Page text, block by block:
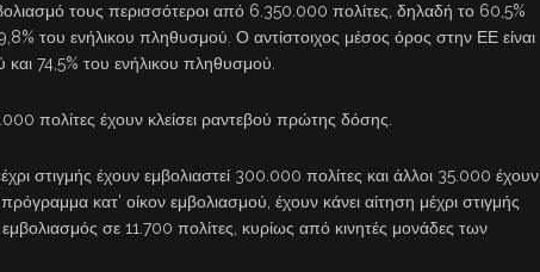
τους περισσότεροι από 6.350.000 πολίτες, δηλαδή το 60,5%
του ενήλικου πληθυσμού. Ο αντίστοιχος μέσος όρος στην ΕΕ είναι
74,5% του ενήλικου πληθυσμού.
πολίτες έχουν κλείσει ραντεβού πρώτης δόσης.
στιγμής έχουν εμβολιαστεί 300.000 πολίτες και άλλοι 35.000 έχουν
κατ’ οίκον εμβολιασμού, έχουν κάνει αίτηση μέχρι στιγμής
εμβολιασμός σε 11.700 πολίτες, κυρίως από κινητές μονάδες των